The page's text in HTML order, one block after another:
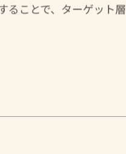
ることで、ターゲット